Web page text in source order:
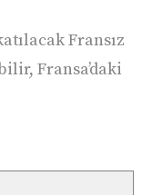
Fransız
Fransa’daki